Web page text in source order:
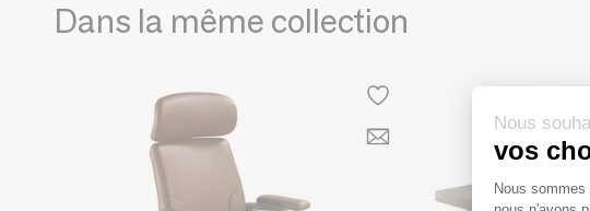
Dans la même collection
Nous
vos
Nous